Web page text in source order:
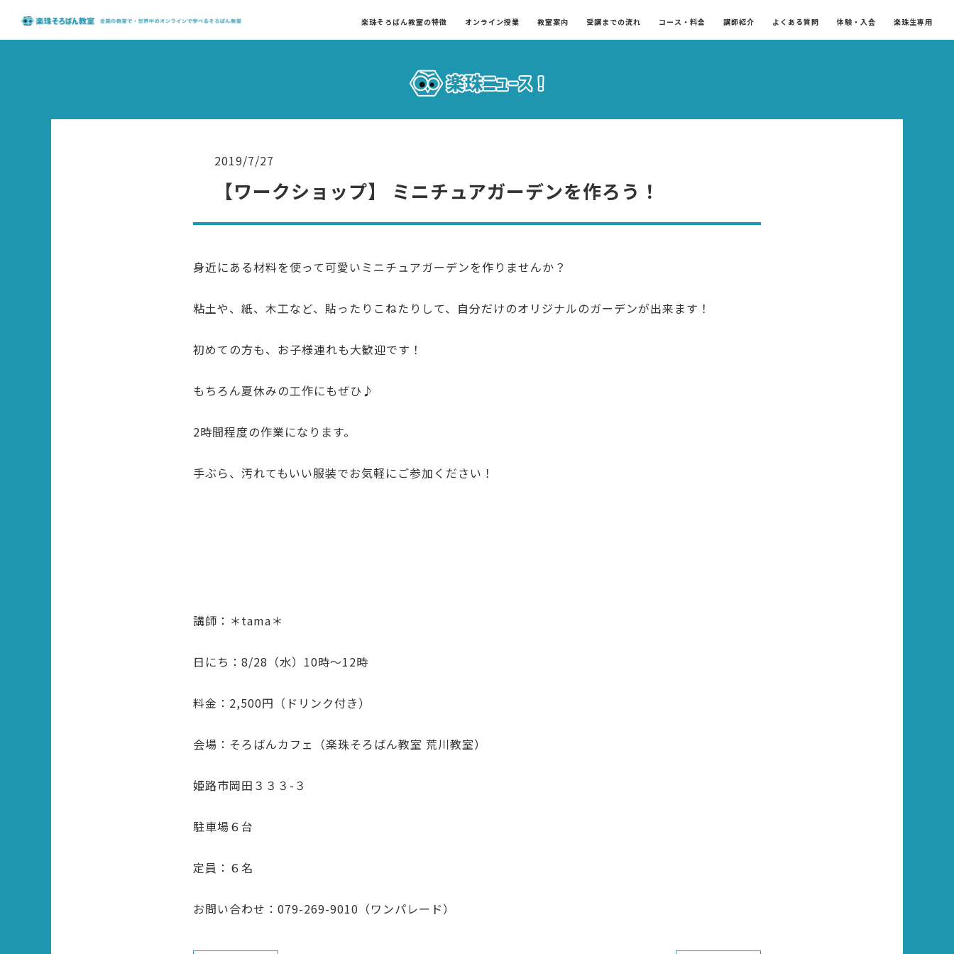
楽珠そろばん教室の特徴 オンライン授業 教室案内 受講までの流れ コース・料金 講師紹介 よくある質問 体験・入会 楽珠生専用
2019/7/27
【ワークショップ】 ミニチュアガーデンを作ろう！
身近にある材料を使って可愛いミニチュアガーデンを作りませんか？
粘土や、紙、木工など、貼ったりこねたりして、自分だけのオリジナルのガーデンが出来ます！
初めての方も、お子様連れも大歓迎です！
もちろん夏休みの工作にもぜひ♪
2時間程度の作業になります。
手ぶら、汚れてもいい服装でお気軽にご参加ください！
講師：＊tama＊
日にち：8/28（水）10時〜12時
料金：2,500円（ドリンク付き）
会場：そろばんカフェ（楽珠そろばん教室 荒川教室）
姫路市岡田３３３-３
駐車場６台
定員：６名
お問い合わせ：079-269-9010（ワンパレード）